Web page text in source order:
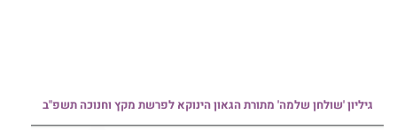
גיליון 'שולחן שלמה' מתורת הגאון הינוקא לפרשת מקץ וחנוכה תשפ"ב